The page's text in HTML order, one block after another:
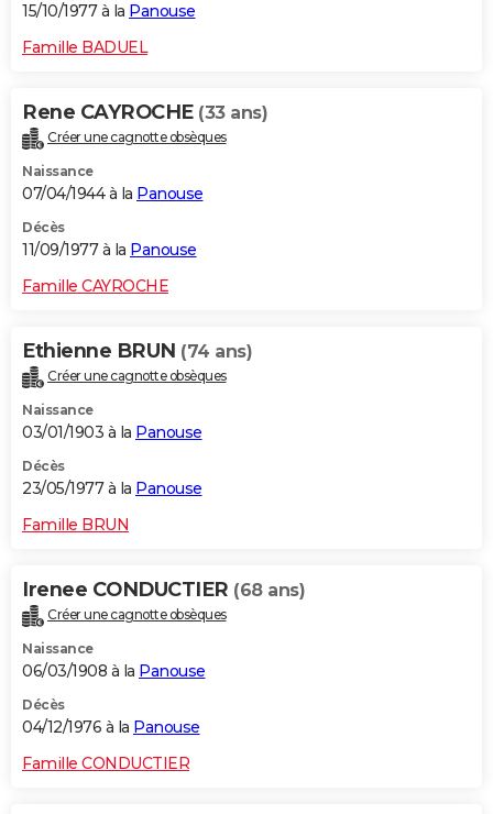
15/10/1977 à la Panouse
Famille BADUEL
Rene CAYROCHE (33 ans)
Créer une cagnotte obsèques
Naissance
07/04/1944 à la Panouse
Décès
11/09/1977 à la Panouse
Famille CAYROCHE
Ethienne BRUN (74 ans)
Créer une cagnotte obsèques
Naissance
03/01/1903 à la Panouse
Décès
23/05/1977 à la Panouse
Famille BRUN
Irenee CONDUCTIER (68 ans)
Créer une cagnotte obsèques
Naissance
06/03/1908 à la Panouse
Décès
04/12/1976 à la Panouse
Famille CONDUCTIER